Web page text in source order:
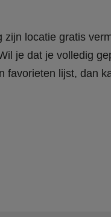
zijn locatie gratis
je dat je volledig
favorieten lijst, dan